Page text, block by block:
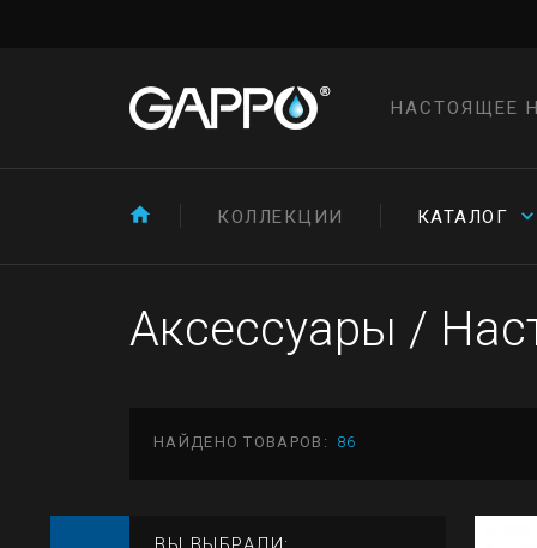
НАСТОЯЩЕЕ
КОЛЛЕКЦИИ КАТАЛОГ
Аксессуары /
НАЙДЕНО ТОВАРОВ: 86